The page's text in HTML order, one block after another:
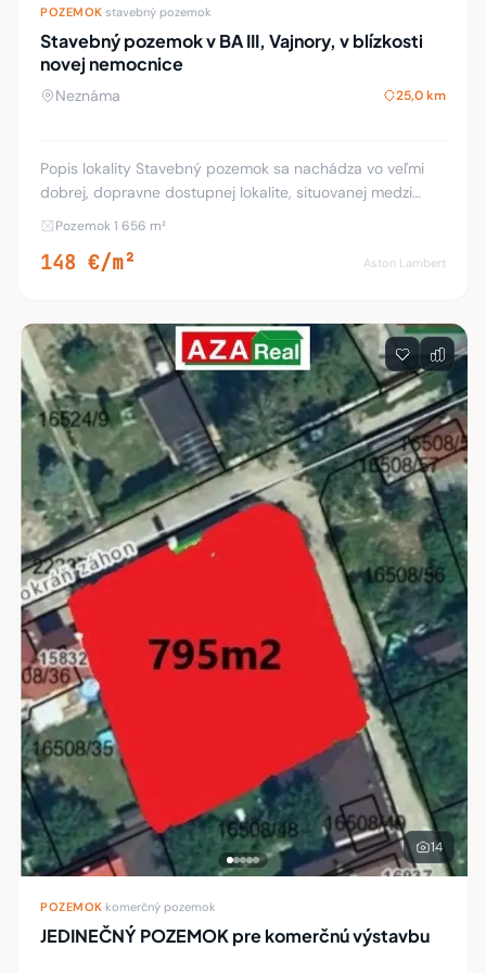
POZEMOK stavebný pozemok
Stavebný pozemok v BA III, Vajnory, v blízkosti
novej nemocnice
Neznáma 25,0 km
Popis lokality Stavebný pozemok sa nachádza vo veľmi
dobrej, dopravne dostupnej lokalite, situovanej medzi
Račou a Vajnormi, ktorá je prístupná ako zo strany m. č.
Pozemok 1 656 m²
148 €/m² Aston Lambert
14
POZEMOK komerčný pozemok
JEDINEČNÝ POZEMOK pre komerčnú výstavbu